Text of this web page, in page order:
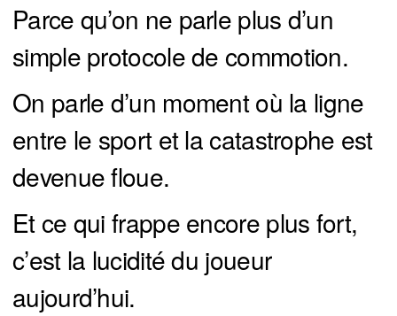
Parce qu’on ne parle plus d’un
simple protocole de commotion.
On parle d’un moment où la ligne
entre le sport et la catastrophe est
devenue floue.
Et ce qui frappe encore plus fort,
c’est la lucidité du joueur
aujourd’hui.